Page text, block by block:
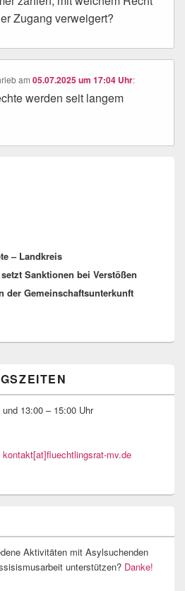
Zugang verweigert?
am05.07.2025 um 17:04 Uhr:
werden seit langem
– Landkreis
Sanktionen bei Verstößen
der Gemeinschaftsunterkunft
13:00 – 15:00 Uhr
kontakt[at]fluechtlingsrat-mv.de
Aktivitäten mit Asylsuchenden
unterstützen? Danke!